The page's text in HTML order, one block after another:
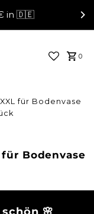
in 🇩🇪
0
für Bodenvase
Bodenvase
🌸